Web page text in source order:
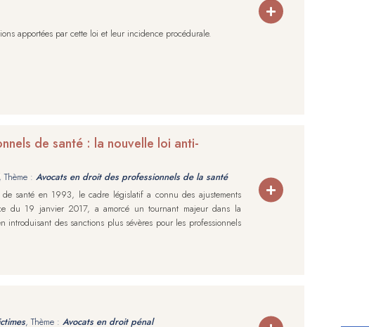
apportées par cette loi et leur incidence procédurale.
de santé : la nouvelle loi anti-
Thème : Avocats en droit des professionnels de la santé
santé en 1993, le cadre législatif a connu des ajustements
du 19 janvier 2017, a amorcé un tournant majeur dans la
des sanctions plus sévères pour les professionnels
, Thème : Avocats en droit pénal